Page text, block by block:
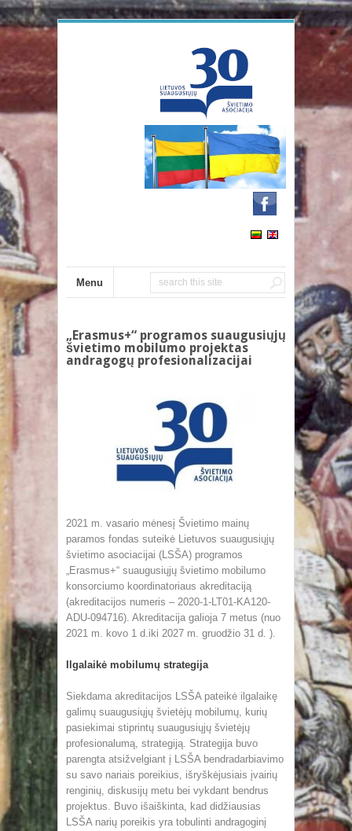
Menu
„Erasmus+“ programos suaugusiųjų
švietimo mobilumo projektas
andragogų profesionalizacijai
2021 m. vasario mėnesį Švietimo mainų
paramos fondas suteikė Lietuvos suaugusiųjų
švietimo asociacijai (LSŠA) programos
„Erasmus+“ suaugusiųjų švietimo mobilumo
konsorciumo koordinatoriaus akreditaciją
(akreditacijos numeris – 2020-1-LT01-KA120-
ADU-094716). Akreditacija galioja 7 metus (nuo
2021 m. kovo 1 d.iki 2027 m. gruodžio 31 d. ).
Ilgalaikė mobilumų strategija
Siekdama akreditacijos LSŠA pateikė ilgalaikę
galimų suaugusiųjų švietėjų mobilumų, kurių
pasiekimai stiprintų suaugusiųjų švietėjų
profesionalumą, strategiją. Strategija buvo
parengta atsižvelgiant į LSŠA bendradarbiavimo
su savo nariais poreikius, išryškėjusiais įvairių
renginių, diskusijų metu bei vykdant bendrus
projektus. Buvo išaiškinta, kad didžiausias
LSŠA narių poreikis yra tobulinti andragoginį